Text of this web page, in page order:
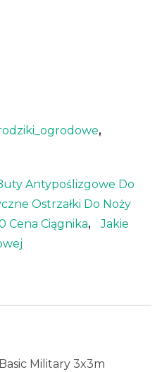
,
Antypoślizgowe Do
Ostrzałki Do Noży
Cena Ciągnika,
Jakie
Military 3x3m